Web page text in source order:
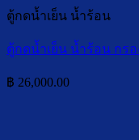
ตู้กดน้ำเย็น น้ำร้อน
ตู้กดน้ำเย็น น้ำร้อน กรอ
฿ 26,000.00